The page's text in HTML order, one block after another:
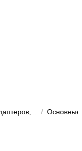
/ Основные